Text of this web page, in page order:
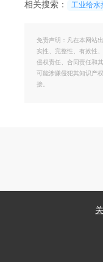
相关搜索： 工业给水
免责声明：凡在本网站
实性、完整性、有效性
侵权责任、合同责任和
可能涉嫌侵犯其知识产
接。